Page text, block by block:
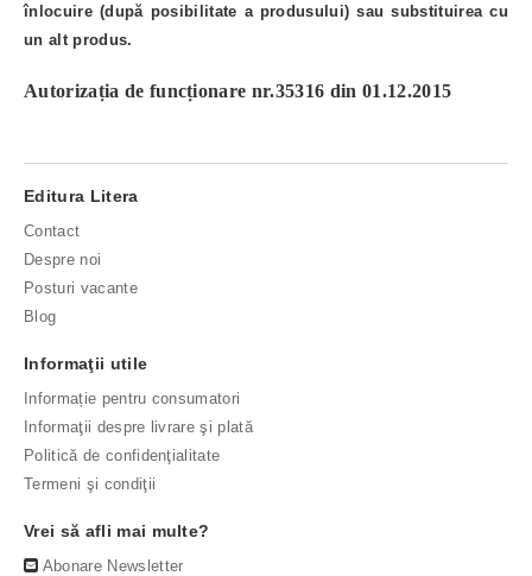
înlocuire (după posibilitate a produsului) sau substituirea cu
un alt produs.
Autorizația de funcționare nr.35316 din 01.12.2015
Editura Litera
Contact
Despre noi
Posturi vacante
Blog
Informaţii utile
Informație pentru consumatori
Informaţii despre livrare şi plată
Politică de confidenţialitate
Termeni şi condiţii
Vrei să afli mai multe?
Abonare Newsletter